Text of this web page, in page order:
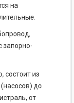
на
запорно-
состоит из
до
от